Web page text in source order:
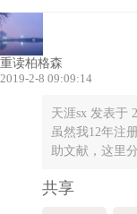
重读柏格森
2019-2-8 09:09:14
天涯sx 发表于
虽然我12年注
助文献，这里
共享